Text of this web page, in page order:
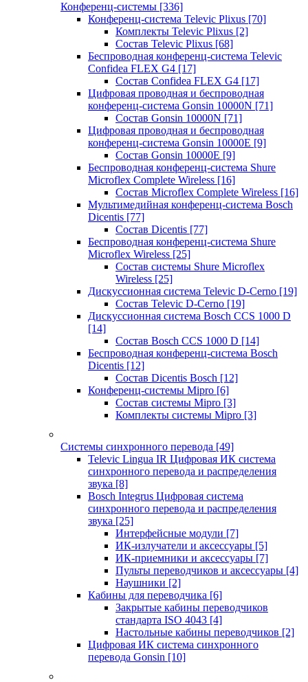
Конференц-системы [336]
Конференц-система Televic Plixus [70]
Комплекты Televic Plixus [2]
Состав Televic Plixus [68]
Беспроводная конференц-система Televic
Confidea FLEX G4 [17]
Состав Confidea FLEX G4 [17]
Цифровая проводная и беспроводная
конференц-система Gonsin 10000N [71]
Состав Gonsin 10000N [71]
Цифровая проводная и беспроводная
конференц-система Gonsin 10000E [9]
Состав Gonsin 10000E [9]
Беспроводная конференц-система Shure
Microflex Complete Wireless [16]
Состав Microflex Complete Wireless [16]
Мультимедийная конференц-система Bosch
Dicentis [77]
Состав Dicentis [77]
Беспроводная конференц-система Shure
Microflex Wireless [25]
Состав системы Shure Microflex
Wireless [25]
Дискуссионная система Televic D-Cerno [19]
Состав Televic D-Cerno [19]
Дискуссионная система Bosch CCS 1000 D
[14]
Состав Bosch CCS 1000 D [14]
Беспроводная конференц-система Bosch
Dicentis [12]
Состав Dicentis Bosch [12]
Конференц-системы Mipro [6]
Состав системы Mipro [3]
Комплекты системы Mipro [3]
Системы синхронного перевода [49]
Televic Lingua IR Цифровая ИК система
синхронного перевода и распределения
звука [8]
Bosch Integrus Цифровая система
синхронного перевода и распределения
звука [25]
Интерфейсные модули [7]
ИК-излучатели и аксессуары [5]
ИК-приемники и аксессуары [7]
Пульты переводчиков и аксессуары [4]
Наушники [2]
Кабины для переводчика [6]
Закрытые кабины переводчиков
стандарта ISO 4043 [4]
Настольные кабины переводчиков [2]
Цифровая ИК система синхронного
перевода Gonsin [10]